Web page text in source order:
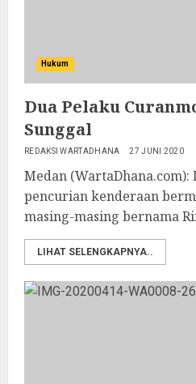
Hukum
Dua Pelaku
Sunggal
REDAKSI WARTADHANA 27 JUNI 2020
Medan
pencurian kenderaan
masing-masing bernama
LIHAT SELENGKAPNYA..